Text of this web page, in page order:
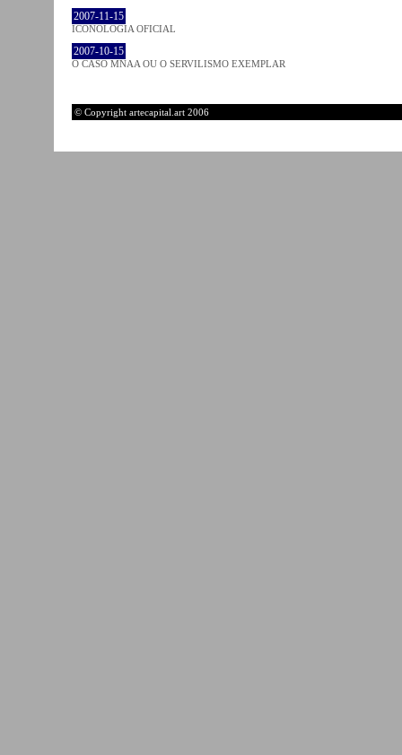
2007-11-15
ICONOLOGIA OFICIAL
2007-10-15
O CASO MNAA OU O SERVILISMO EXEMPLAR
© Copyright artecapital.art 2006